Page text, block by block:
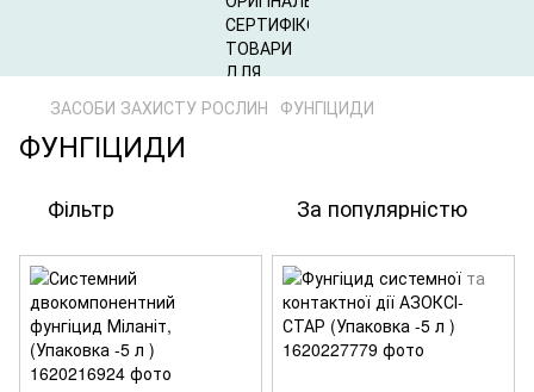
ЗАСОБИ ЗАХИСТУ РОСЛИН ФУНГІЦИДИ
ФУНГІЦИДИ
Фільтр За популярністю